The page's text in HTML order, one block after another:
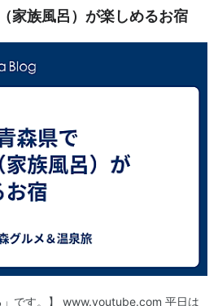
家族風呂）が楽しめるお宿
」です。】 www.youtube.com 平日は